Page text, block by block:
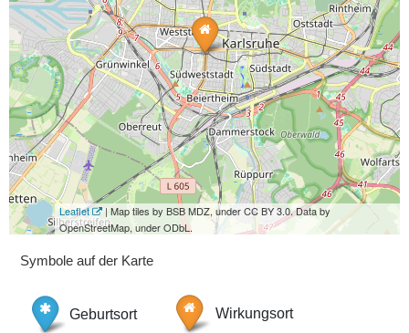
Leaflet
| Map tiles by BSB MDZ, under CC BY 3.0. Data by
OpenStreetMap, under ODbL.
Symbole auf der Karte
Geburtsort Wirkungsort